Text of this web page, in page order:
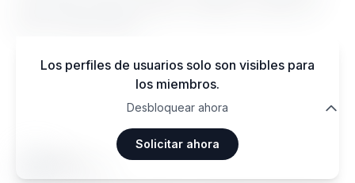
Los perfiles de usuarios solo son visibles para
los miembros.
Desbloquear ahora
Solicitar ahora
Opiniones de viajeros
Janvier 2026